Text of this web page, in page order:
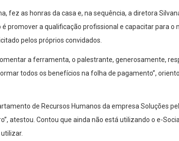
fez as honras da casa e, na sequência, a diretora
promover a qualificação profissional e capacitar para o
pelos próprios convidados.
a ferramenta, o palestrante, generosamente,
todos os benefícios na folha de pagamento”,
de Recursos Humanos da empresa Soluções
atestou. Contou que ainda não está utilizando o e-